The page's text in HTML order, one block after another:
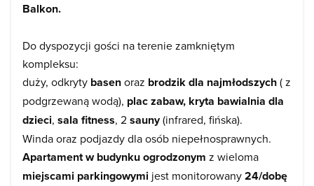
Balkon.
Do dyspozycji gości na terenie zamkniętym
kompleksu:
duży, odkryty basenoraz brodzik dla najmłodszych( z
podgrzewaną wodą), plac zabaw, kryta bawialnia dla
dzieci, sala fitness, 2sauny(infrared, fińska).
Winda oraz podjazdy dla osób niepełnosprawnych.
Apartament w budynku ogrodzonym z wieloma
miejscami parkingowymi jest monitorowany24/dobę